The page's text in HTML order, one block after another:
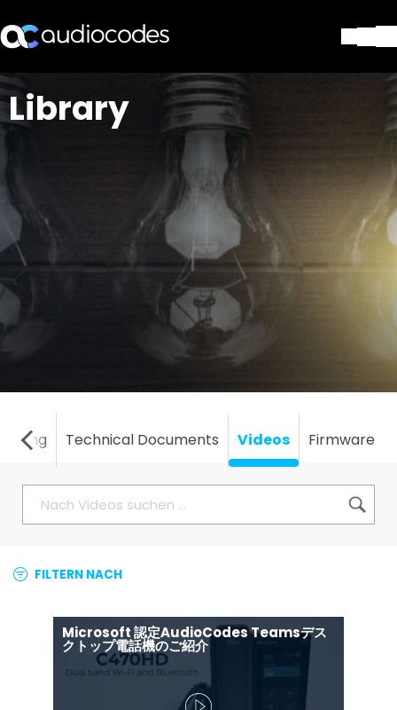
Lösungen
Produkte und Anwendungen
Partner
Dienstleistungen & Support
Unternehmen
Blog
Kontakt
Stay in the loop
Tragen Sie sich in unseren
Library
Technical Documents Videos Firmware
FILTERN NACH
Microsoft 認定AudioCodes Teamsデス
クトップ電話機のご紹介